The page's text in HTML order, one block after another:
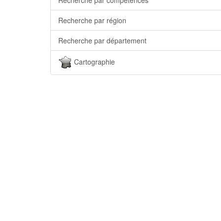
Recherche par région
Recherche par département
Cartographie